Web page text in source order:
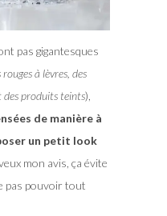
pas gigantesques
à lèvres, des
des produits teints),
de manière à
un petit look
mon avis, ça évite
pas pouvoir tout